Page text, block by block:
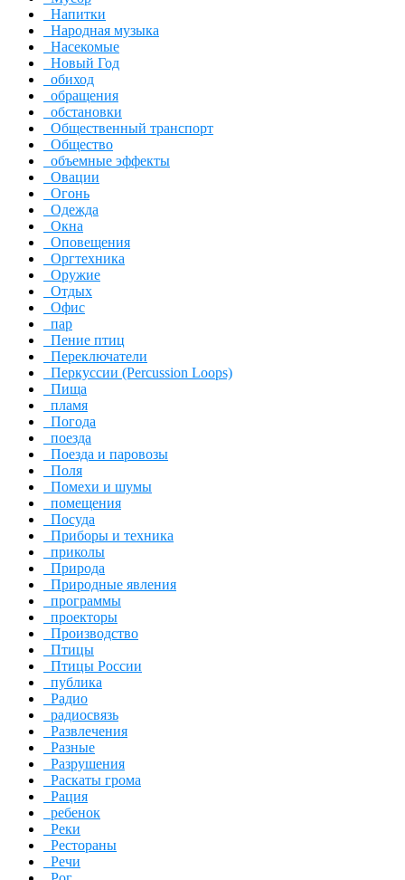
Напитки
Народная музыка
Насекомые
Новый Год
обиход
обращения
обстановки
Общественный транспорт
Общество
объемные эффекты
Овации
Огонь
Одежда
Окна
Оповещения
Оргтехника
Оружие
Отдых
Офис
пар
Пение птиц
Переключатели
Перкуссии (Percussion Loops)
Пища
пламя
Погода
поезда
Поезда и паровозы
Поля
Помехи и шумы
помещения
Посуда
Приборы и техника
приколы
Природа
Природные явления
программы
проекторы
Производство
Птицы
Птицы России
публика
Радио
радиосвязь
Развлечения
Разные
Разрушения
Раскаты грома
Рация
ребенок
Реки
Рестораны
Речи